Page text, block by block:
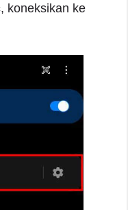
koneksikan ke